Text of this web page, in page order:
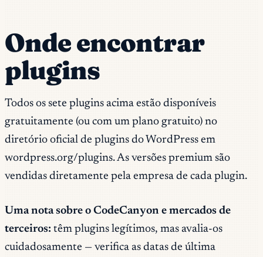
Onde encontrar
plugins
Todos os sete plugins acima estão disponíveis
gratuitamente (ou com um plano gratuito) no
diretório oficial de plugins do WordPress em
wordpress.org/plugins. As versões premium são
vendidas diretamente pela empresa de cada plugin.
Uma nota sobre o CodeCanyon e mercados de
terceiros: têm plugins legítimos, mas avalia-os
cuidadosamente — verifica as datas de última